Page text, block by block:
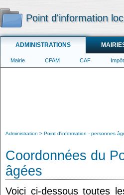
Point d'information
ADMINISTRATIONS
Mairie CPAM CAF
Administration Point d'information - personnes
Coordonnées du
âgées
Voici ci-dessous toutes